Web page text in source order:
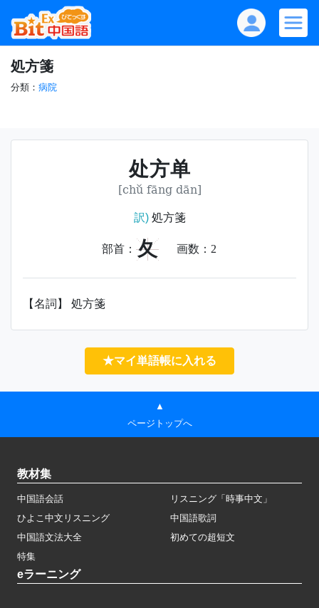
処方箋
分類： 病院
处方单
[chǔ fāng dān]
訳)処方箋
部首： 夂 画数： 2
【名詞】 処方箋
★マイ単語帳に入れる
▲
ページトップへ
教材集
中国語会話
リスニング「時事中文」
ひよこ中文リスニング
中国語歌詞
中国語文法大全
初めての超短文
特集
eラーニング